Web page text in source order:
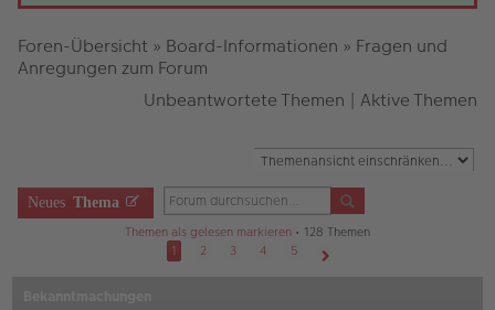
Foren-Übersicht » Board-Informationen » Fragen und
Anregungen zum Forum
Unbeantwortete Themen | Aktive Themen
Neues Thema
Themen als gelesen markieren • 128 Themen
1
2 3 4
5